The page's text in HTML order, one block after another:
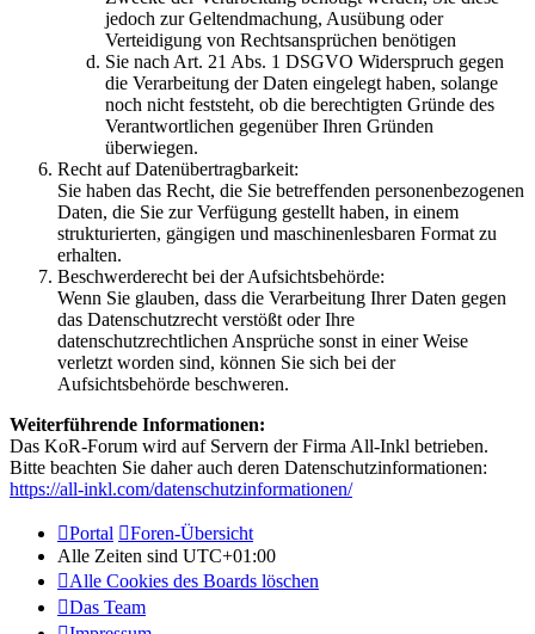
jedoch zur Geltendmachung, Ausübung oder
Verteidigung von Rechtsansprüchen benötigen
Sie nach Art. 21 Abs. 1 DSGVO Widerspruch gegen
die Verarbeitung der Daten eingelegt haben, solange
noch nicht feststeht, ob die berechtigten Gründe des
Verantwortlichen gegenüber Ihren Gründen
überwiegen.
Recht auf Datenübertragbarkeit:
Sie haben das Recht, die Sie betreffenden personenbezogenen
Daten, die Sie zur Verfügung gestellt haben, in einem
strukturierten, gängigen und maschinenlesbaren Format zu
erhalten.
Beschwerderecht bei der Aufsichtsbehörde:
Wenn Sie glauben, dass die Verarbeitung Ihrer Daten gegen
das Datenschutzrecht verstößt oder Ihre
datenschutzrechtlichen Ansprüche sonst in einer Weise
verletzt worden sind, können Sie sich bei der
Aufsichtsbehörde beschweren.
Weiterführende Informationen:
Das KoR-Forum wird auf Servern der Firma All-Inkl betrieben.
Bitte beachten Sie daher auch deren Datenschutzinformationen:
https://all-inkl.com/datenschutzinformationen/
Portal
Foren-Übersicht
Alle Zeiten sind UTC+01:00
Alle Cookies des Boards löschen
Das Team